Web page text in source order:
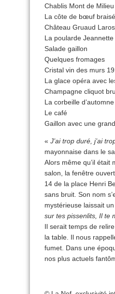
Chablis Mont de
La côte de bœuf
Château Gruaud
La poularde
Salade gaillon
Quelques fromages
Cristal vin des murs
La glace opéra avec
Champagne cliquot
La corbeille d’automne
Le café
Gaillon avec une
« J’ai trop duré, j’ai
mayonnaise dans le
Alors même qu’il était
salon, la fenêtre
14 de la place Henri
sans bruit. Son nom
mystérieuse laissait
sur tes pissenlits, Il te
Il serait temps de
la table. Il nous
fumet. Dans une
nos plus actuels